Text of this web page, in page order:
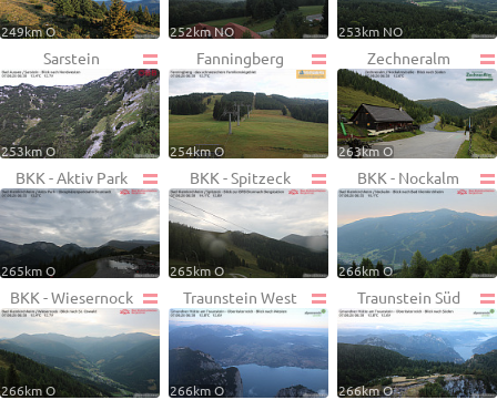
249km O 252km NO 253km NO
Sarstein
253km O
Fanningberg
254km O
Zechneralm
263km O
BKK - Aktiv Park
265km O
BKK - Spitzeck
265km O
BKK - Nockalm
266km O
BKK - Wiesernock
266km O
Traunstein West
266km O
Traunstein Süd
266km O